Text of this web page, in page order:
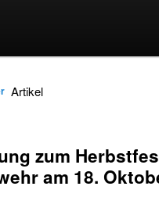
Artikel
zum
am 18.